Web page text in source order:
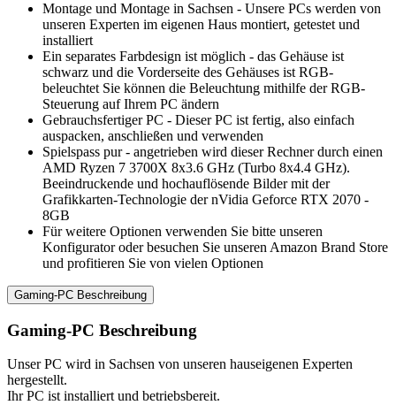
Montage und Montage in Sachsen - Unsere PCs werden von
unseren Experten im eigenen Haus montiert, getestet und
installiert
Ein separates Farbdesign ist möglich - das Gehäuse ist
schwarz und die Vorderseite des Gehäuses ist RGB-
beleuchtet Sie können die Beleuchtung mithilfe der RGB-
Steuerung auf Ihrem PC ändern
Gebrauchsfertiger PC - Dieser PC ist fertig, also einfach
auspacken, anschließen und verwenden
Spielspass pur - angetrieben wird dieser Rechner durch einen
AMD Ryzen 7 3700X 8x3.6 GHz (Turbo 8x4.4 GHz).
Beeindruckende und hochauflösende Bilder mit der
Grafikkarten-Technologie der nVidia Geforce RTX 2070 -
8GB
Für weitere Optionen verwenden Sie bitte unseren
Konfigurator oder besuchen Sie unseren Amazon Brand Store
und profitieren Sie von vielen Optionen
Gaming-PC Beschreibung
Gaming-PC Beschreibung
Unser PC wird in Sachsen von unseren hauseigenen Experten
hergestellt.
Ihr PC ist installiert und betriebsbereit.